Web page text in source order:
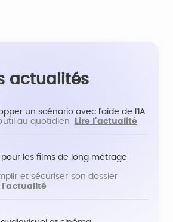
actualités
un scénario avec l'aide de l'IA
au quotidien
Lire l'actualité
pour les films de long métrage
et sécuriser son dossier
l'actualité